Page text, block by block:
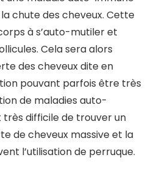
chute des cheveux. Cette
à s’auto-mutiler et
Cela sera alors
des cheveux dite en
pouvant parfois être très
de maladies auto-
très difficile de trouver un
de cheveux massive et la
l’utilisation de perruque.